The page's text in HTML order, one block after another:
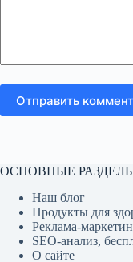
Отправить
ОСНОВНЫЕ
Наш блог
Продукты для
Реклама-
SEO-анализ,
О сайте